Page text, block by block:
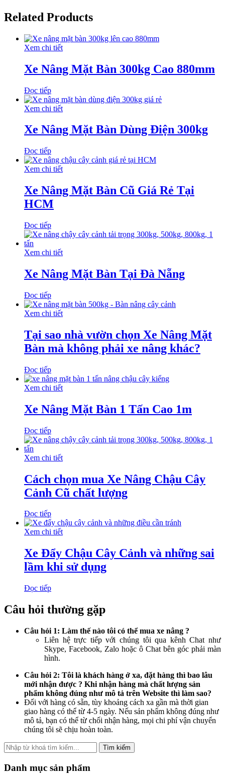
Related Products
Xem chi tiết
Xe Nâng Mặt Bàn 300kg Cao 880mm
Đọc tiếp
Xem chi tiết
Xe Nâng Mặt Bàn Dùng Điện 300kg
Đọc tiếp
Xem chi tiết
Xe Nâng Mặt Bàn Cũ Giá Rẻ Tại
HCM
Đọc tiếp
Xem chi tiết
Xe Nâng Mặt Bàn Tại Đà Nẵng
Đọc tiếp
Xem chi tiết
Tại sao nhà vườn chọn Xe Nâng Mặt
Bàn mà không phải xe nâng khác?
Đọc tiếp
Xem chi tiết
Xe Nâng Mặt Bàn 1 Tấn Cao 1m
Đọc tiếp
Xem chi tiết
Cách chọn mua Xe Nâng Chậu Cây
Cảnh Cũ chất lượng
Đọc tiếp
Xem chi tiết
Xe Đẩy Chậu Cây Cảnh và những sai
lầm khi sử dụng
Đọc tiếp
Câu hỏi thường gặp
Câu hỏi 1: Làm thế nào tôi có thể mua xe nâng ?
Liên hệ trực tiếp với chúng tôi qua kênh Chat như
Skype, Facebook, Zalo hoặc ô Chat bên góc phải màn
hình.
Câu hỏi 2: Tôi là khách hàng ở xa, đặt hàng thì bao lâu
mới nhận được ? Khi nhận hàng mà chất lượng sản
phẩm không đúng như mô tả trên Website thì làm sao?
Đối với hàng có sẵn, tùy khoảng cách xa gần mà thời gian
giao hàng có thể từ 4-5 ngày. Nếu sản phẩm không đúng như
mô tả, bạn có thể từ chối nhận hàng, mọi chi phí vận chuyển
chúng tôi sẽ chịu hoàn toàn.
Tìm kiếm
Danh mục sản phẩm